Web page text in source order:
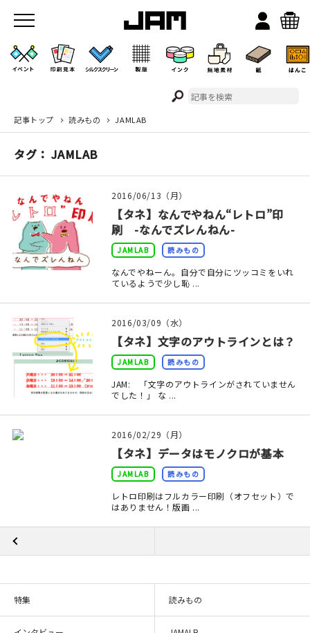
JAMのこと
お店/ワークスペース
印刷見本
シルクスクリーン
無地素材
紙
はんこ
記事トップ 読みもの JAMLAB
タグ： JAMLAB
2016/06/13（月）
【タネ】なんでやねん“レトロ”印
刷 -なんでズレんねん-
JAMLAB 読みもの
なんでやねーん。自分で自分にツッコミをいれ
ているようで少し恥 ...
2016/03/09（水）
【タネ】文字のアウトラインとは？
JAMLAB 読みもの
JAM: 「文字のアウトラインがされていません
でした！」 な ...
2016/02/29（月）
【タネ】データはモノクロが基本
JAMLAB 読みもの
レトロ印刷はフルカラー印刷（オフセット）で
はありません！版画 ...
特集 読みもの